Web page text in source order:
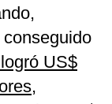
US$